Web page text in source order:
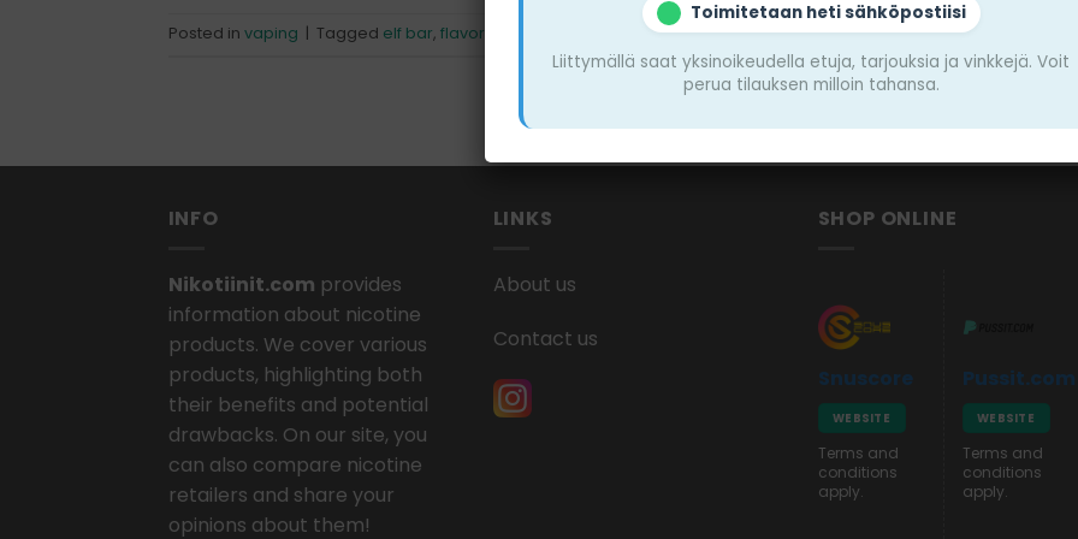
Posted in vaping | Tagged elf bar, flavor Leave a
INFO
Nikotiinit.com provides
information about nicotine
products. We cover various
products, highlighting both
their benefits and potential
drawbacks. On our site, you
can also compare nicotine
retailers and share your
opinions about them!
LINKS
About us
Contact us
SHOP ONLINE
Snuscore
WEBSITE
Terms and
conditions
apply.
Pussit.com
WEBSITE
Terms and
conditions
apply.
Toimitetaan heti sähköpostiisi
Liittymällä saat yksinoikeudella etuja, tarjouksia ja vinkkejä. Voit
perua tilauksen milloin tahansa.